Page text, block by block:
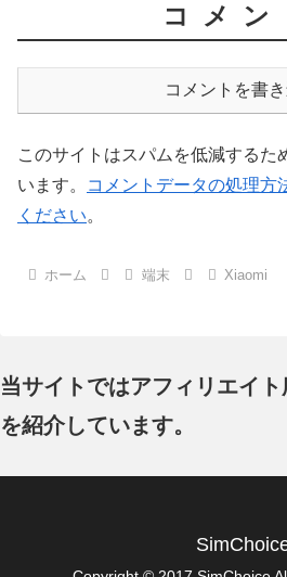
コメン
コメントを書
このサイトはスパムを低減するた
います。
コメントデータの処理方
ください。
ホーム 端末 Xiaomi
当サイトではアフィリエイ
を紹介しています。